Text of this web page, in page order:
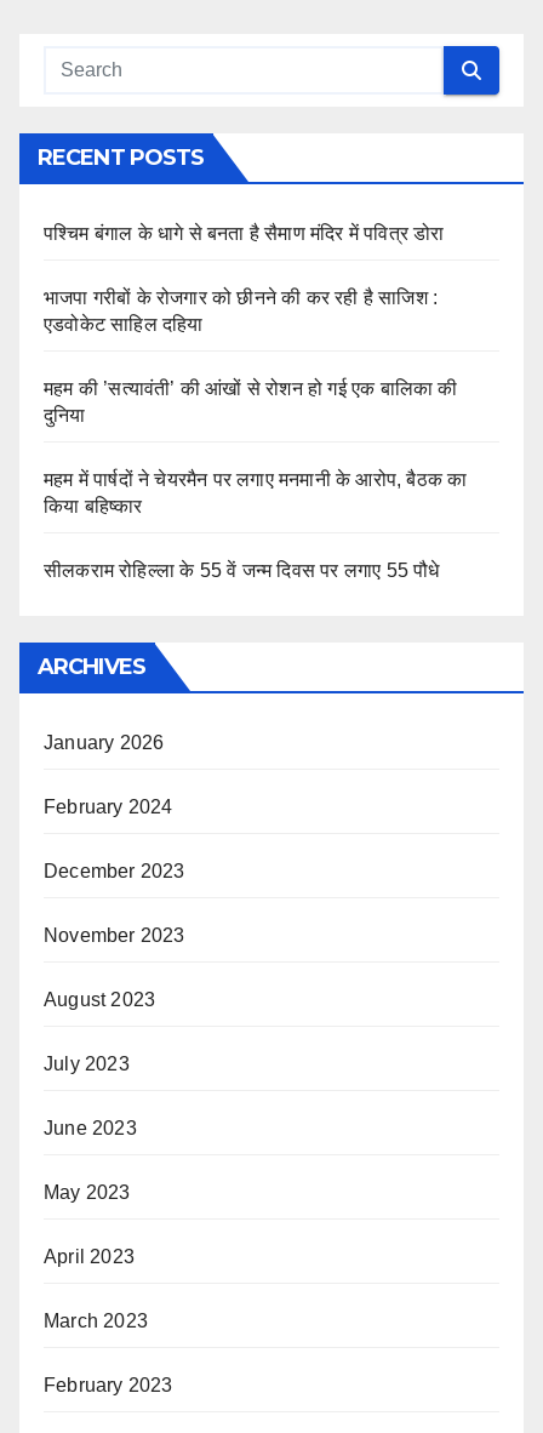
RECENT POSTS
पश्चिम बंगाल के धागे से बनता है सैमाण मंदिर में पवित्र डोरा
भाजपा गरीबों के रोजगार को छीनने की कर रही है साजिश :
एडवोकेट साहिल दहिया
महम की ’सत्यावंती’ की आंखों से रोशन हो गई एक बालिका की
दुनिया
महम में पार्षदों ने चेयरमैन पर लगाए मनमानी के आरोप, बैठक का
किया बहिष्कार
सीलकराम रोहिल्ला के 55 वें जन्म दिवस पर लगाए 55 पौधे
ARCHIVES
January 2026
February 2024
December 2023
November 2023
August 2023
July 2023
June 2023
May 2023
April 2023
March 2023
February 2023